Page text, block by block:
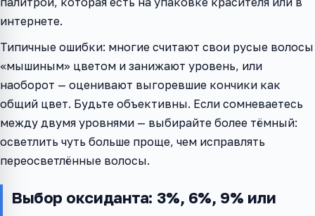
интернете.
Типичные ошибки: многие считают свои русые волосы
«мышиным» цветом и занижают уровень, или
наоборот — оценивают выгоревшие кончики как
общий цвет. Будьте объективны. Если сомневаетесь
между двумя уровнями — выбирайте более тёмный:
осветлить чуть больше проще, чем исправлять
переосветлённые волосы.
Выбор оксиданта: 3%, 6%, 9% или